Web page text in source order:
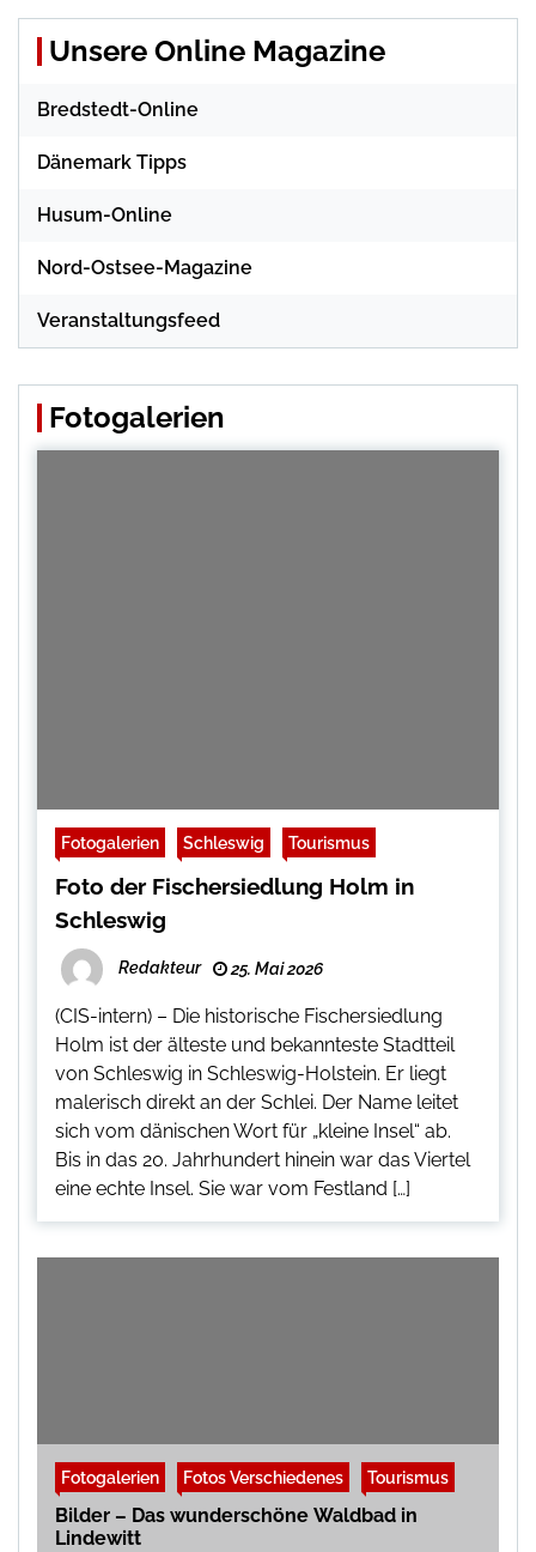
Unsere Online Magazine
Bredstedt-Online
Dänemark Tipps
Husum-Online
Nord-Ostsee-Magazine
Veranstaltungsfeed
Fotogalerien
Fotogalerien Schleswig Tourismus
Foto der Fischersiedlung Holm in
Schleswig
Redakteur 25. Mai 2026
(CIS-intern) – Die historische Fischersiedlung
Holm ist der älteste und bekannteste Stadtteil
von Schleswig in Schleswig-Holstein. Er liegt
malerisch direkt an der Schlei. Der Name leitet
sich vom dänischen Wort für „kleine Insel“ ab.
Bis in das 20. Jahrhundert hinein war das Viertel
eine echte Insel. Sie war vom Festland […]
Fotogalerien Fotos Verschiedenes Tourismus
Bilder – Das wunderschöne Waldbad in
Lindewitt